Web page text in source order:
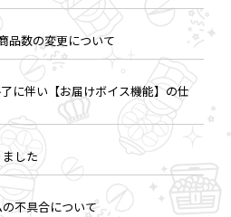
品数の変更について
に伴い【お届けボイス機能】の仕
した
不具合について